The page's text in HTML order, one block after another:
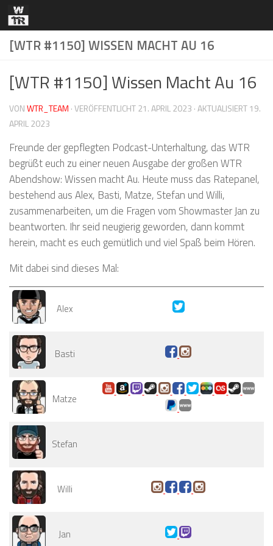
Zum Inhalt springen
[WTR #1150] WISSEN MACHT AU 16
[WTR #1150] Wissen Macht Au 16
VONWTR_TEAM · VERÖFFENTLICHT21. APRIL 2023 · AKTUALISIERT19.
APRIL 2023
Freunde der gepflegten Podcast-Unterhaltung, das WTR
begrüßt euch zu einer neuen Ausgabe der großen WTR
Abendshow: Wissen macht Au. Heute muss das Ratepanel,
bestehend aus Alex, Basti, Matze, Stefan und Willi,
zusammenarbeiten, um die Fragen vom Showmaster Jan zu
beantworten. Ihr seid neugierig geworden, dann kommt
herein, macht es euch gemütlich und viel Spaß beim Hören.
Mit dabei sind dieses Mal:
Alex
Basti
Matze
Stefan
Willi
Jan